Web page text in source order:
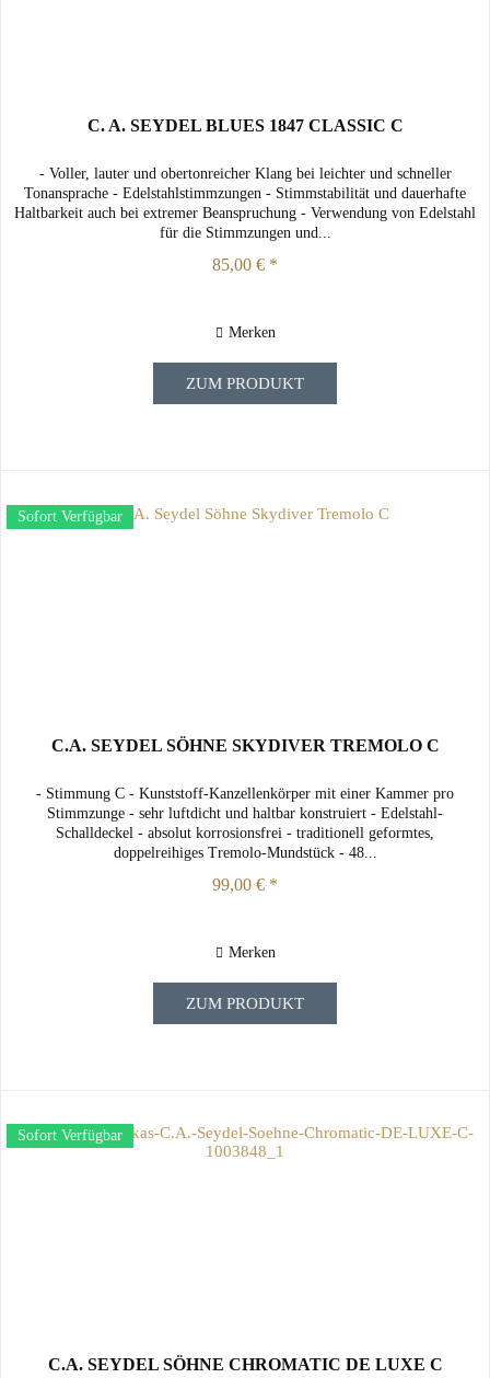
C. A. SEYDEL BLUES 1847 CLASSIC C
- Voller, lauter und obertonreicher Klang bei leichter und schneller
Tonansprache - Edelstahlstimmzungen - Stimmstabilität und dauerhafte
Haltbarkeit auch bei extremer Beanspruchung - Verwendung von Edelstahl
für die Stimmzungen und...
85,00 € *
Merken
ZUM PRODUKT
Sofort Verfügbar
C.A. SEYDEL SÖHNE SKYDIVER TREMOLO C
- Stimmung C - Kunststoff-Kanzellenkörper mit einer Kammer pro
Stimmzunge - sehr luftdicht und haltbar konstruiert - Edelstahl-
Schalldeckel - absolut korrosionsfrei - traditionell geformtes,
doppelreihiges Tremolo-Mundstück - 48...
99,00 € *
Merken
ZUM PRODUKT
Sofort Verfügbar
C.A. SEYDEL SÖHNE CHROMATIC DE LUXE C